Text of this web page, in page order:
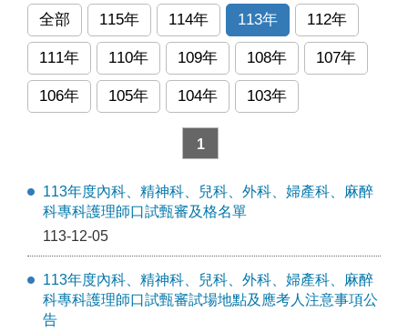
全部 115年 114年 113年 112年
111年 110年 109年 108年 107年
106年 105年 104年 103年
1
113年度內科、精神科、兒科、外科、婦產科、麻醉
科專科護理師口試甄審及格名單
113-12-05
113年度內科、精神科、兒科、外科、婦產科、麻醉
科專科護理師口試甄審試場地點及應考人注意事項公
告